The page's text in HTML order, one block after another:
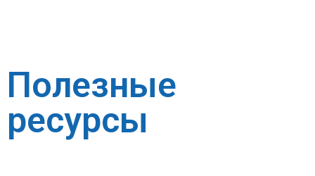
Полезные
ресурсы